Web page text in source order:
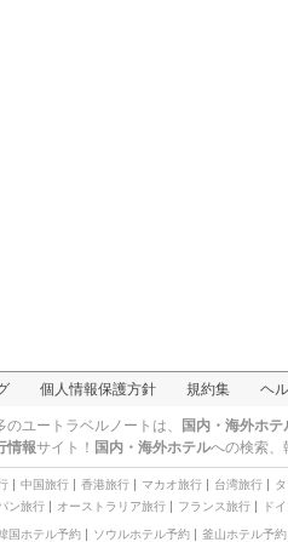
個人情報保護方針 規約集 ヘ
ユートラベルノートは、
国内・海外ホ
情報サイト！ 国内・海外ホテルへの検索、
中国旅行 香港旅行 マカオ旅行 台湾旅行
ン旅行 オーストラリア旅行 フランス旅行 ド
国ホテル予約 ソウルホテル予約 釜山ホテル予約